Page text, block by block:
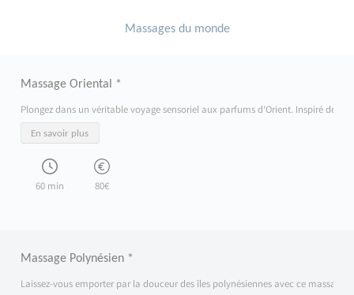
Massages du monde
Massage Oriental *
Plongez dans un véritable voyage sensoriel aux parfums d’Orient. Inspiré des
En savoir plus
60 min 80€
Massage Polynésien *
Laissez-vous emporter par la douceur des îles polynésiennes avec ce